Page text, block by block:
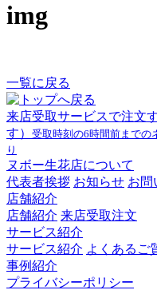
img
一覧に戻る
来店受取サービスで注文
す） 受取時刻の6時間前までの
り
ヌボー生花店について
代表者挨拶 お知らせ お問
店舗紹介
店舗紹介 来店受取注文
サービス紹介
サービス紹介 よくあるご
事例紹介
プライバシーポリシー